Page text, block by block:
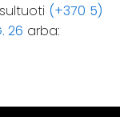
(+370 5)
26 arba: